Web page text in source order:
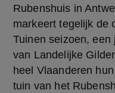
Rubenshuis in
markeert tegelijk de
Tuinen seizoen,
van Landelijke
heel Vlaanderen
tuin van het